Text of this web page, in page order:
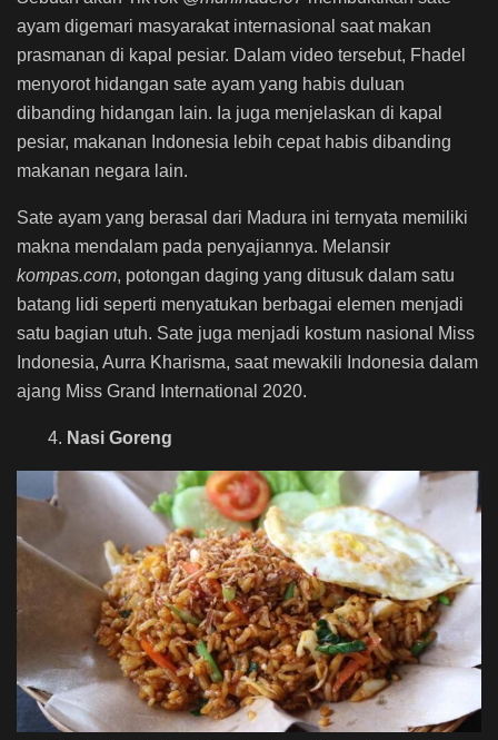
ayam digemari masyarakat internasional saat makan
prasmanan di kapal pesiar. Dalam video tersebut, Fhadel
menyorot hidangan sate ayam yang habis duluan
dibanding hidangan lain. Ia juga menjelaskan di kapal
pesiar, makanan Indonesia lebih cepat habis dibanding
makanan negara lain.
Sate ayam yang berasal dari Madura ini ternyata memiliki
makna mendalam pada penyajiannya. Melansir
kompas.com, potongan daging yang ditusuk dalam satu
batang lidi seperti menyatukan berbagai elemen menjadi
satu bagian utuh. Sate juga menjadi kostum nasional Miss
Indonesia, Aurra Kharisma, saat mewakili Indonesia dalam
ajang Miss Grand International 2020.
4. Nasi Goreng